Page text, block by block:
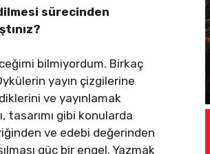
sürecinden
bilmiyordum. Birkaç
yayın çizgilerine
ve yayınlamak
tasarımı gibi konularda
ve edebi değerinden
güç bir engel. Yazmak